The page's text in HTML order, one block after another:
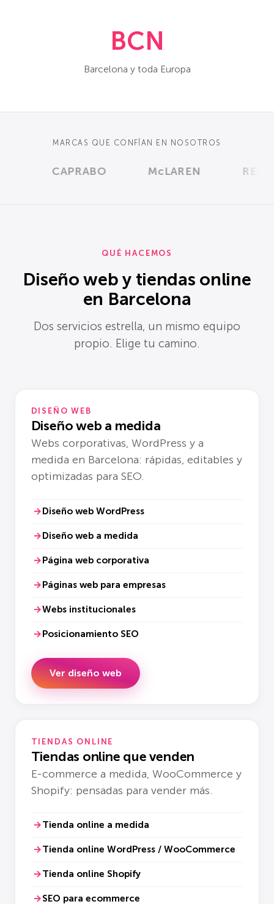
BCN
Barcelona y toda Europa
MARCAS QUE CONFÍAN EN NOSOTROS
CAPRABO McLAREN REVLON
QUÉ HACEMOS
Diseño web y tiendas online
en Barcelona
Dos servicios estrella, un mismo equipo
propio. Elige tu camino.
DISEÑO WEB
Diseño web a medida
Webs corporativas, WordPress y a
medida en Barcelona: rápidas, editables y
optimizadas para SEO.
Diseño web WordPress
Diseño web a medida
Página web corporativa
Páginas web para empresas
Webs institucionales
Posicionamiento SEO
Ver diseño web
TIENDAS ONLINE
Tiendas online que venden
E-commerce a medida, WooCommerce y
Shopify: pensadas para vender más.
Tienda online a medida
Tienda online WordPress / WooCommerce
Tienda online Shopify
SEO para ecommerce